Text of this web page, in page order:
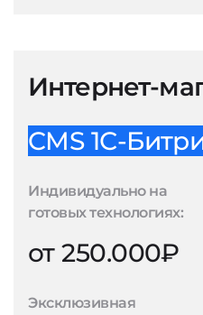
Интернет-
CMS 1С-
Индивидуально на
готовых технологиях:
от 250.000₽
Эксклюзивная